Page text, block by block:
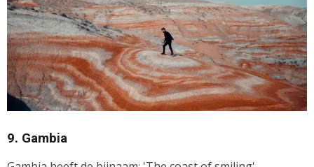
9. Gambia